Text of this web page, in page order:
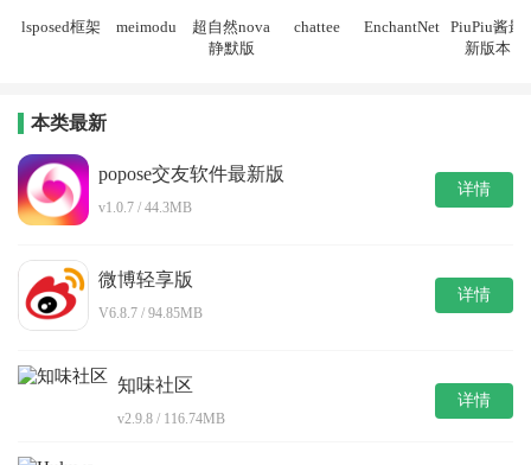
lsposed框架 meimodu
超自然nova
静默版
chattee EnchantNet PiuPiu酱最
新版本
本类最新
popose交友软件最新版
v1.0.7 / 44.3MB
详情
微博轻享版
V6.8.7 / 94.85MB
详情
知味社区
v2.9.8 / 116.74MB
详情